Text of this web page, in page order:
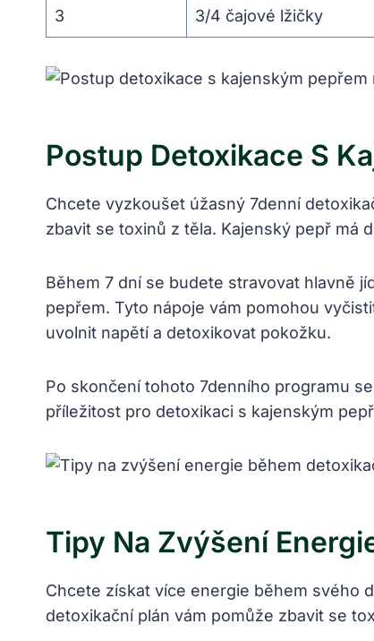
3 3/4 čajové lžičky
Postup Detoxikace S
Chcete vyzkoušet úžasný 7denní
zbavit se toxinů z těla. Kajenský pepř má
Během 7 dní se budete stravovat hlavně
pepřem. Tyto nápoje vám pomohou
uvolnit napětí a detoxikovat pokožku.
Po skončení tohoto 7denního programu
příležitost pro detoxikaci s kajenským
Tipy Na Zvýšení
Chcete získat více energie během svého
detoxikační plán vám pomůže zbavit se